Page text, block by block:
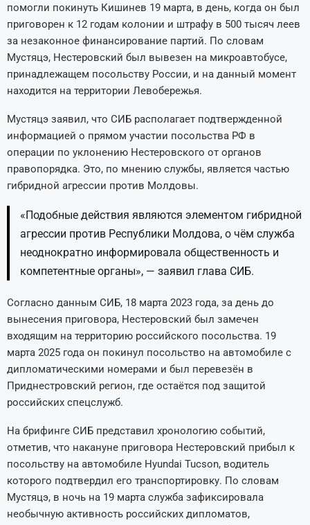
помогли покинуть Кишинев 19 марта, в день, когда он был
приговорен к 12 годам колонии и штрафу в 500 тысяч леев
за незаконное финансирование партий. По словам
Мустяцэ, Нестеровский был вывезен на микроавтобусе,
принадлежащем посольству России, и на данный момент
находится на территории Левобережья.
Мустяцэ заявил, что СИБ располагает подтвержденной
информацией о прямом участии посольства РФ в
операции по уклонению Нестеровского от органов
правопорядка. Это, по мнению службы, является частью
гибридной агрессии против Молдовы.
«Подобные действия являются элементом гибридной
агрессии против Республики Молдова, о чём служба
неоднократно информировала общественность и
компетентные органы», — заявил глава СИБ.
Согласно данным СИБ, 18 марта 2023 года, за день до
вынесения приговора, Нестеровский был замечен
входящим на территорию российского посольства. 19
марта 2025 года он покинул посольство на автомобиле с
дипломатическими номерами и был перевезён в
Приднестровский регион, где остаётся под защитой
российских спецслужб.
На брифинге СИБ представил хронологию событий,
отметив, что накануне приговора Нестеровский прибыл к
посольству на автомобиле Hyundai Tucson, водитель
которого подтвердил его транспортировку. По словам
Мустяцэ, в ночь на 19 марта служба зафиксировала
необычную активность российских дипломатов,